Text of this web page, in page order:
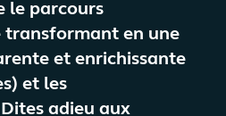
le parcours
en une
et enrichissante
et les
adieu aux